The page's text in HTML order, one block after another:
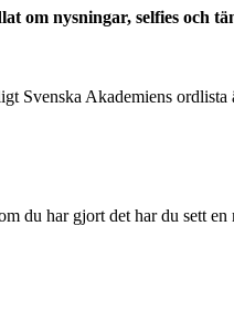
om nysningar, selfies och
Svenska Akademiens
du har gjort det har du sett